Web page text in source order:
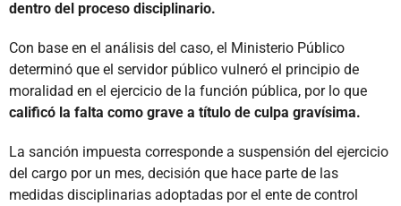
dentro del proceso disciplinario.
Con base en el análisis del caso, el Ministerio Público
determinó que el servidor público vulneró el principio de
moralidad en el ejercicio de la función pública, por lo que
calificó la falta como grave a título de culpa gravísima.
La sanción impuesta corresponde a suspensión del ejercicio
del cargo por un mes, decisión que hace parte de las
medidas disciplinarias adoptadas por el ente de control